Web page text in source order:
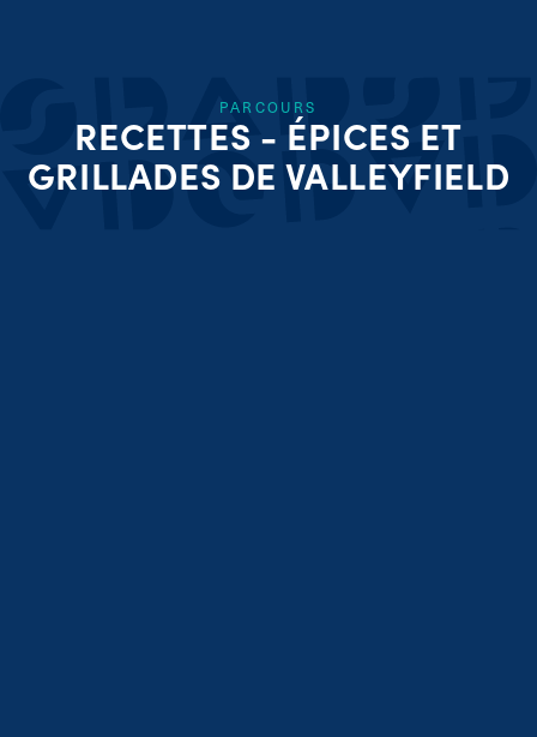
PARCOURS
RECETTES - ÉPICES ET
GRILLADES DE VALLEYFIELD